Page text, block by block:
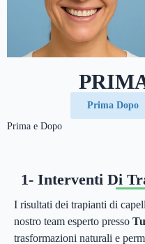
Prima Dopo
Prima e Dopo
1- Interventi Di
I risultati dei trapianti di
nostro team esperto presso
trasformazioni naturali e